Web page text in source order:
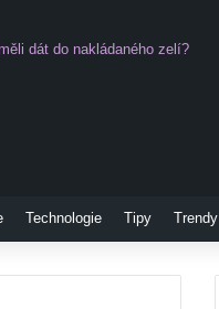
dát do nakládaného zelí?
Technologie Tipy Trendy